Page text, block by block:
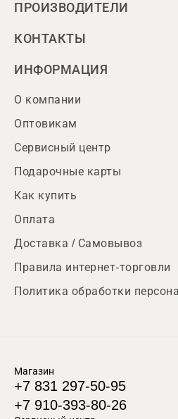
ПРОИЗВОДИТЕЛИ
КОНТАКТЫ
ИНФОРМАЦИЯ
О компании
Оптовикам
Сервисный центр
Подарочные карты
Как купить
Оплата
Доставка / Самовывоз
Правила интернет-торговли
Политика обработки
Магазин
+7 831 297-50-95
+7 910-393-80-26